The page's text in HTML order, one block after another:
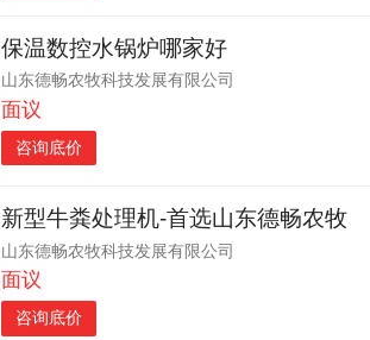
保温数控水锅炉哪家好
山东德畅农牧科技发展有限公司
面议
咨询底价
新型牛粪处理机-首选山东德畅农牧
山东德畅农牧科技发展有限公司
面议
咨询底价